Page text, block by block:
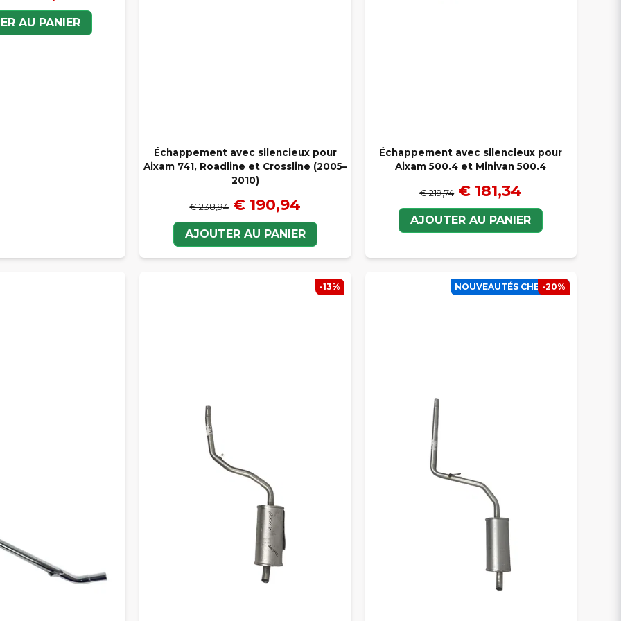
AU PANIER
Échappement avec silencieux pour
Aixam 741, Roadline et Crossline (2005–
2010)
€ 238,94 € 190,94
AJOUTER AU PANIER
Échappement avec silencieux pour
Aixam 500.4 et Minivan 500.4
€ 219,74 € 181,34
AJOUTER AU PANIER
-13% NOUVEAUTÉS CHEZ SCP
-20%